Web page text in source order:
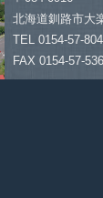
北海道釧路市大
TEL 0154-57-
FAX 0154-57-